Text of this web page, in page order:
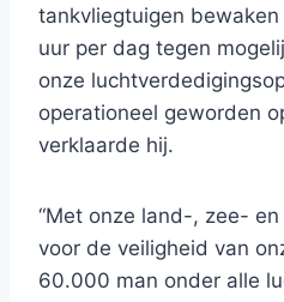
tankvliegtuigen
uur per dag tegen
onze
operationeel geworden
verklaarde hij.
“Met onze land-, zee-
voor de veiligheid van
60.000 man onder alle